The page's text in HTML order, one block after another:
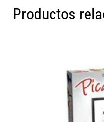
Productos